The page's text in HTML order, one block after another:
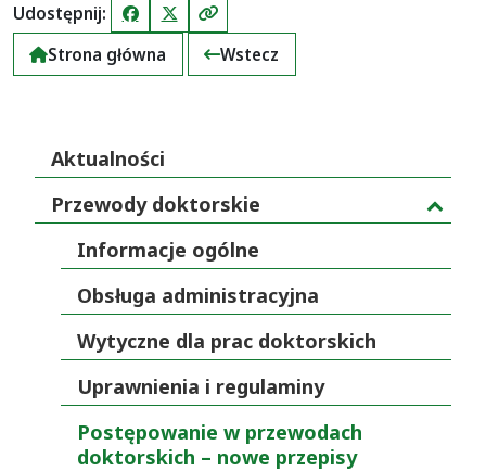
Udostępnij: FacebookX (Twitter)Kopiuj link
Strona główna
Wstecz
Aktualności
Przewody doktorskie
Informacje ogólne
Obsługa administracyjna
Wytyczne dla prac doktorskich
Uprawnienia i regulaminy
Postępowanie w przewodach
doktorskich – nowe przepisy